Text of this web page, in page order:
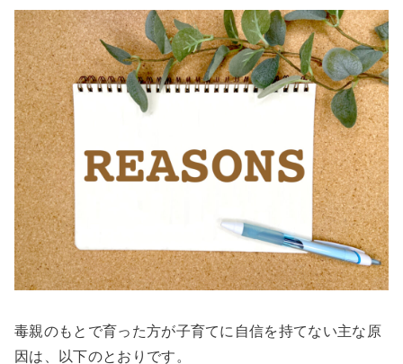
毒親のもとで育った方が子育てに自信を持てない主な原
因は、以下のとおりです。